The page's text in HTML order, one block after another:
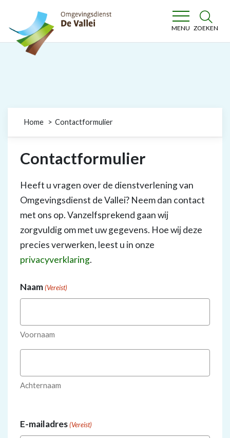
Omgevingsdienst De Vallei
MENU ZOEKEN
Home Contactformulier
Contactformulier
Heeft u vragen over de dienstverlening van
Omgevingsdienst de Vallei? Neem dan contact
met ons op. Vanzelfsprekend gaan wij
zorgvuldig om met uw gegevens. Hoe wij deze
precies verwerken, leest u in onze
privacyverklaring.
Naam (Vereist)
Voornaam
Achternaam
E-mailadres (Vereist)